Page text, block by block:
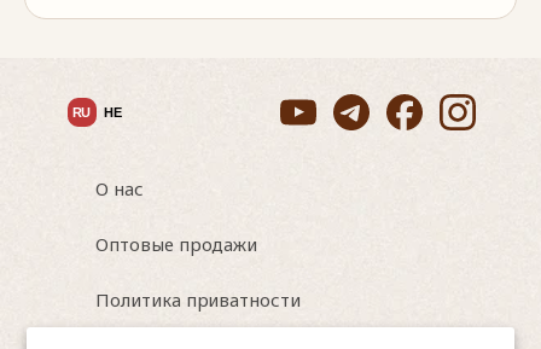
О нас
Оптовые продажи
Политика приватности
RU HE